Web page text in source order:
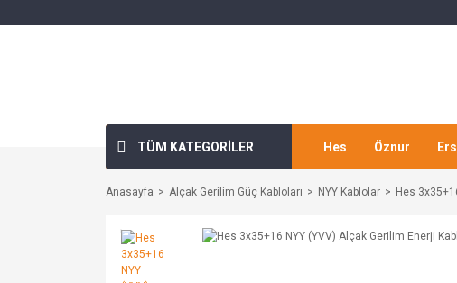
TÜM KATEGORİLER Hes Öznur
Anasayfa Alçak Gerilim Güç Kabloları NYY Kablolar Hes